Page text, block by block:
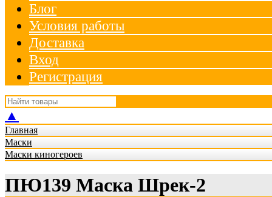
Блог
Условия работы
Доставка
Вход
Регистрация
▲
Главная
Маски
Маски киногероев
ПЮ139 Маска Шрек-2